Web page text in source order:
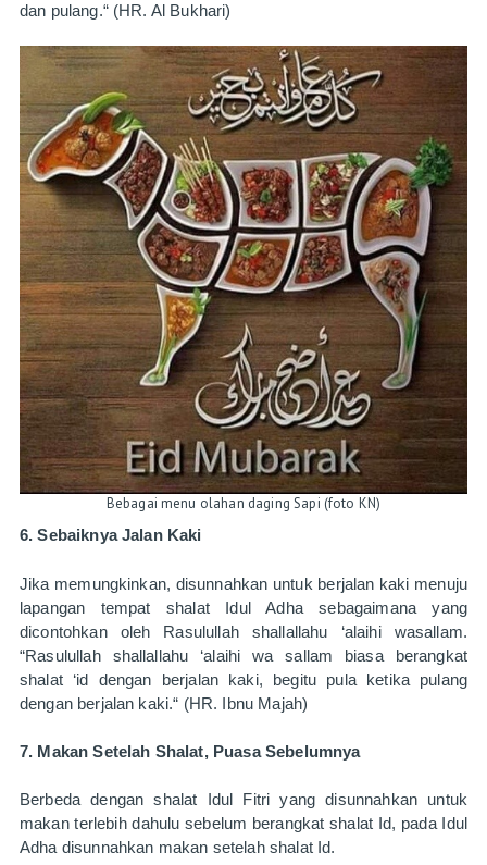
dan pulang.“ (HR. Al Bukhari)
Bebagai menu olahan daging Sapi (foto KN)
6. Sebaiknya Jalan Kaki
Jika memungkinkan, disunnahkan untuk berjalan kaki menuju
lapangan tempat shalat Idul Adha sebagaimana yang
“Rasulullah shallallahu ‘alaihi wa sallam biasa berangkat
shalat ‘id dengan berjalan kaki, begitu pula ketika pulang
dengan berjalan kaki.“ (HR. Ibnu Majah)
7. Makan Setelah Shalat, Puasa Sebelumnya
Berbeda dengan shalat Idul Fitri yang disunnahkan untuk
makan terlebih dahulu sebelum berangkat shalat Id, pada Idul
Adha disunnahkan makan setelah shalat Id.